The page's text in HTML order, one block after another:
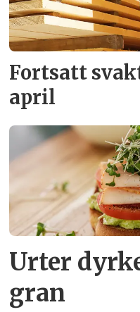
Fortsatt
april
Urter
gran